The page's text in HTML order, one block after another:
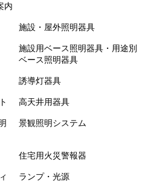
内
施設・屋外照明器具
施設用ベース照明器具・用途別
ベース照明器具
誘導灯器具
高天井用器具
景観照明システム
住宅用火災警報器
ランプ・光源